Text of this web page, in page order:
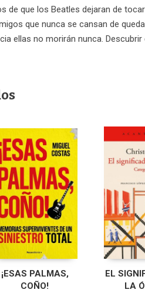
de que los Beatles dejaran de
que nunca se cansan de
ellas no morirán nunca.
¡ESAS PALMAS,
COÑO!
EL
LA